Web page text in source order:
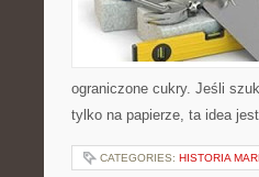
ograniczone cukry. Jeśli
tylko na papierze, ta idea
CATEGORIES: HISTORIA